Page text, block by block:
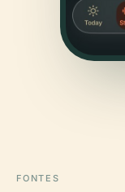
FONTES